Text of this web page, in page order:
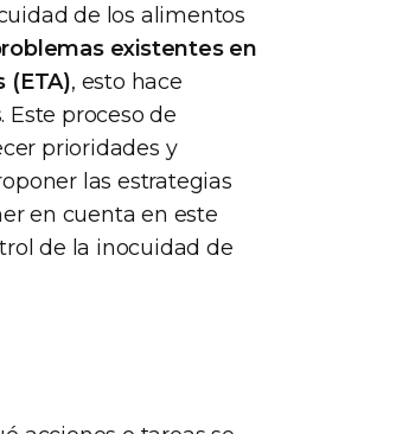
de los alimentos
existentes en
(ETA), esto hace
proceso de
prioridades y
las estrategias
en cuenta en este
de la inocuidad de